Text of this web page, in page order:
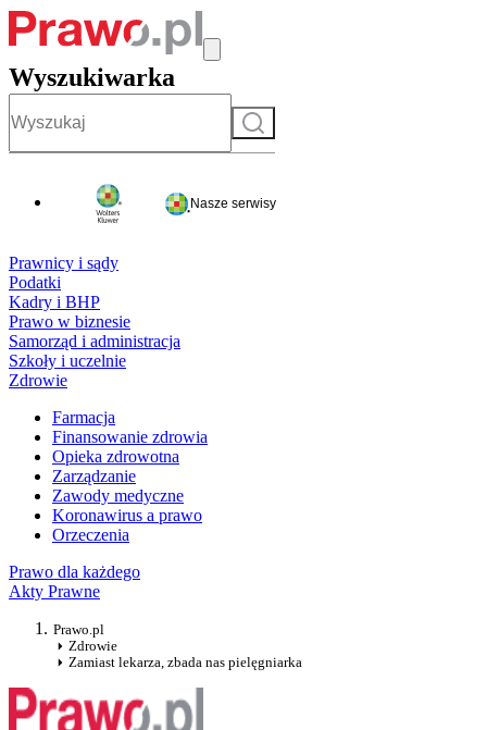
Wyszukiwarka
Szukaj
Nasze serwisy
Prawnicy i sądy
Podatki
Kadry i BHP
Prawo w biznesie
Samorząd i administracja
Szkoły i uczelnie
Zdrowie
Farmacja
Finansowanie zdrowia
Opieka zdrowotna
Zarządzanie
Zawody medyczne
Koronawirus a prawo
Orzeczenia
Prawo dla każdego
Akty Prawne
Prawo.pl
Zdrowie
Zamiast lekarza, zbada nas pielęgniarka